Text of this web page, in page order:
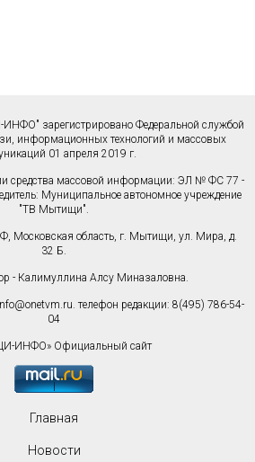
зарегистрировано Федеральной службой
информационных технологий и массовых
01 апреля 2019 г.
средства массовой информации: ЭЛ № ФС 77 -
Муниципальное автономное учреждение
"ТВ Мытищи".
Московская область, г. Мытищи, ул. Мира, д.
32 Б.
- Калимуллина Алсу Миназаловна.
. телефон редакции: 8(495) 786-54-
04
ИНФО» Официальный сайт
Главная
Новости